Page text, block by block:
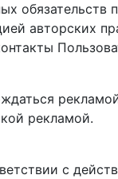
обязательств
авторских
рекламой.
с